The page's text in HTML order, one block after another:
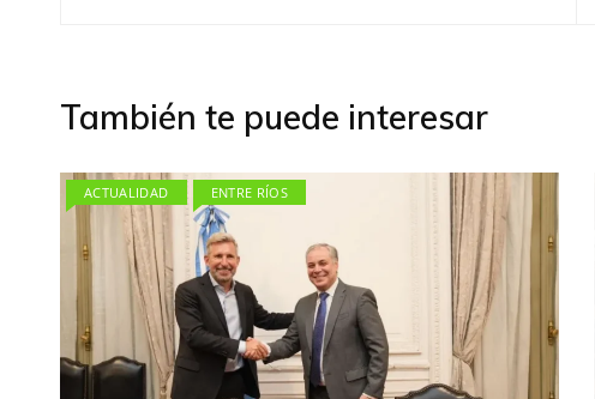
También te puede interesar
ACTUALIDAD ENTRE RÍOS